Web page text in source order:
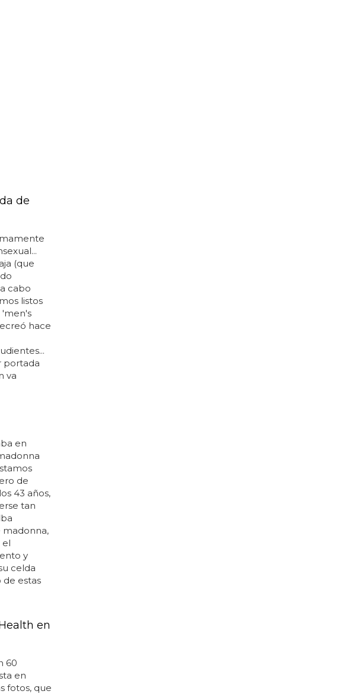
de
(que
cabo
listos
hace
portada
va
en
de
43 años,
tan
madonna,
el
y
celda
estas
en
60
en
fotos, que